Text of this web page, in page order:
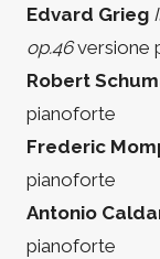
Edvard Grieg
op.46versione
Robert
pianoforte
Frederic
pianoforte
Antonio
pianoforte